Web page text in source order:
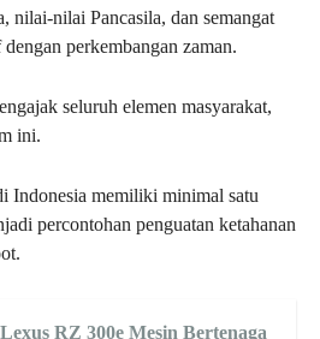
nilai-nilai Pancasila, dan semangat
perkembangan zaman.
seluruh elemen masyarakat,
ini.
Indonesia memiliki minimal satu
percontohan penguatan ketahanan
RZ 300e Mesin Bertenaga